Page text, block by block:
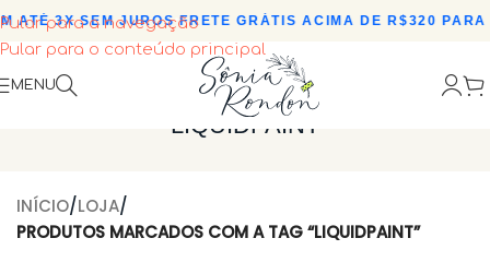
Pular para a navegação
Pular para o conteúdo principal
ATÉ 3X SEM JUROS•FRETE GRÁTIS ACIMA DE R$320 PARA
MENU
LIQUIDPAINT
INÍCIO/LOJA/
PRODUTOS MARCADOS COM A TAG “LIQUIDPAINT”